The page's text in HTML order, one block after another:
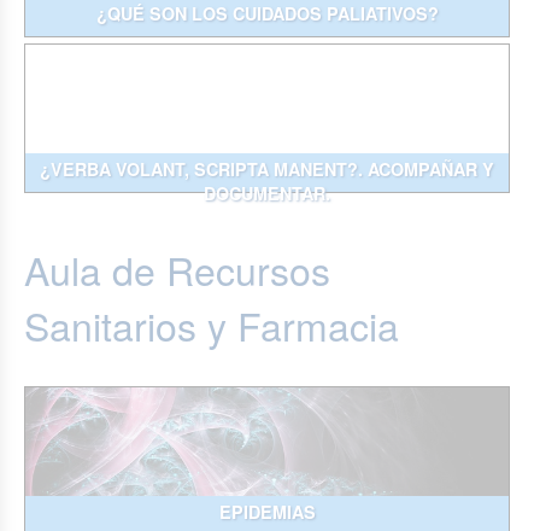
¿QUÉ SON LOS CUIDADOS PALIATIVOS?
¿VERBA VOLANT, SCRIPTA MANENT?. ACOMPAÑAR Y
DOCUMENTAR.
Aula de Recursos
Sanitarios y Farmacia
EPIDEMIAS